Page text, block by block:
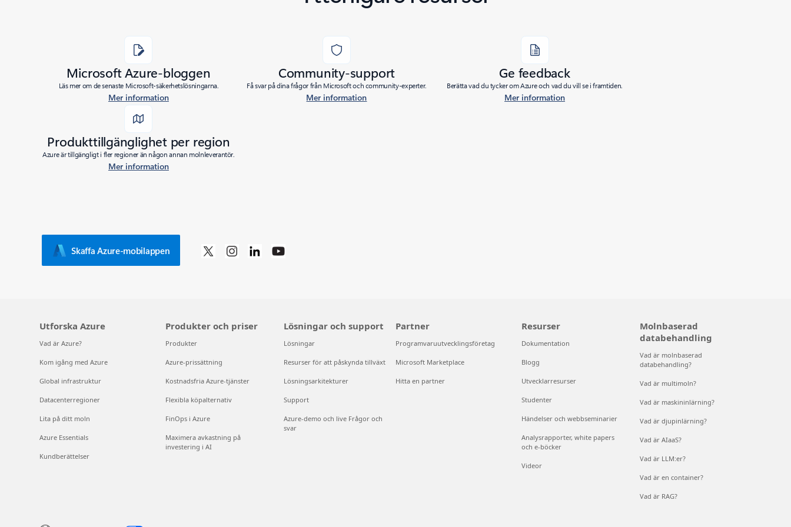
Microsoft Azure-bloggen
Läs mer om de senaste Microsoft-säkerhetslösningarna.
Mer information
Community-support
Få svar på dina frågor från Microsoft och community-experter.
Mer information
Ge feedback
Berätta vad du tycker om Azure och vad du vill se i framtiden.
Mer information
Produkttillgänglighet per region
Azure är tillgängligt i fler regioner än någon annan molnleverantör.
Mer information
Skaffa Azure-mobilappen
Utforska Azure
Vad är Azure?
Kom igång med Azure
Global infrastruktur
Datacenterregioner
Lita på ditt moln
Azure Essentials
Kundberättelser
Produkter och priser
Produkter
Azure-prissättning
Kostnadsfria Azure-tjänster
Flexibla köpalternativ
FinOps i Azure
Maximera avkastning på
investering i AI
Lösningar och support
Lösningar
Resurser för att påskynda tillväxt
Lösningsarkitekturer
Support
Azure-demo och live Frågor och
svar
Partner
Programvaruutvecklingsföretag
Microsoft Marketplace
Hitta en partner
Resurser
Dokumentation
Blogg
Utvecklarresurser
Studenter
Händelser och webbseminarier
Analysrapporter, white papers
och e-böcker
Videor
Molnbaserad
databehandling
Vad är molnbaserad
databehandling?
Vad är multimoln?
Vad är maskininlärning?
Vad är djupinlärning?
Vad är AIaaS?
Vad är LLM:er?
Vad är en container?
Vad är RAG?